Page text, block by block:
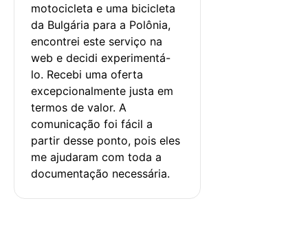
motocicleta e uma bicicleta
da Bulgária para a Polônia,
encontrei este serviço na
web e decidi experimentá-
lo. Recebi uma oferta
excepcionalmente justa em
termos de valor. A
comunicação foi fácil a
partir desse ponto, pois eles
me ajudaram com toda a
documentação necessária.